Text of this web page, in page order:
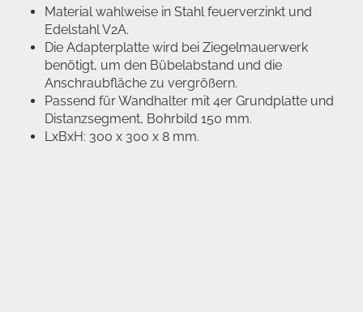
Material wahlweise in Stahl feuerverzinkt und
Edelstahl V2A.
Die Adapterplatte wird bei Ziegelmauerwerk
benötigt, um den Bübelabstand und die
Anschraubfläche zu vergrößern.
Passend für Wandhalter mit 4er Grundplatte und
Distanzsegment, Bohrbild 150 mm.
LxBxH: 300 x 300 x 8 mm.